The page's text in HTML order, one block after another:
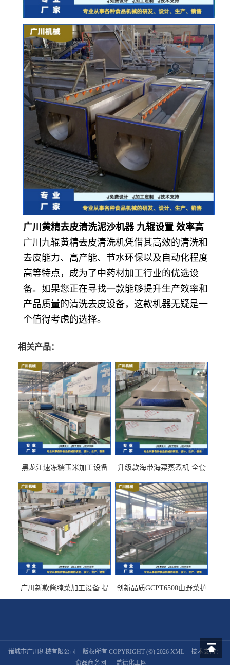
广川黄精去皮清洗泥沙机器 九辊设置 效率高
广川九辊黄精去皮清洗机凭借其高效的清洗和
去皮能力、高产能、节水环保以及自动化程度
高等特点，成为了中药材加工行业的优选设
备。如果您正在寻找一款能够提升生产效率和
产品质量的清洗去皮设备，这款机器无疑是一
个值得考虑的选择。
相关产品：
黑龙江速冻糯玉米加工设备
升级款海带海菜蒸煮机 全套
到家
广川新款酱腌菜加工设备 提
供成套生产线 （免费设计）
创新品质GCPT6500山野菜护
色杀青机 输送式 效率高
诸城市广川机械有限公司 版权所有 COPYRIGHT (©) 2026 XML
技术支持：
食品商务网
盖德化工网